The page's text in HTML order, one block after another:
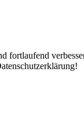
fortlaufend